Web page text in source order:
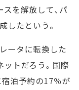
を解放して、パ
したという。
ータに転換した
ットだろう。国際
泊予約の17％が